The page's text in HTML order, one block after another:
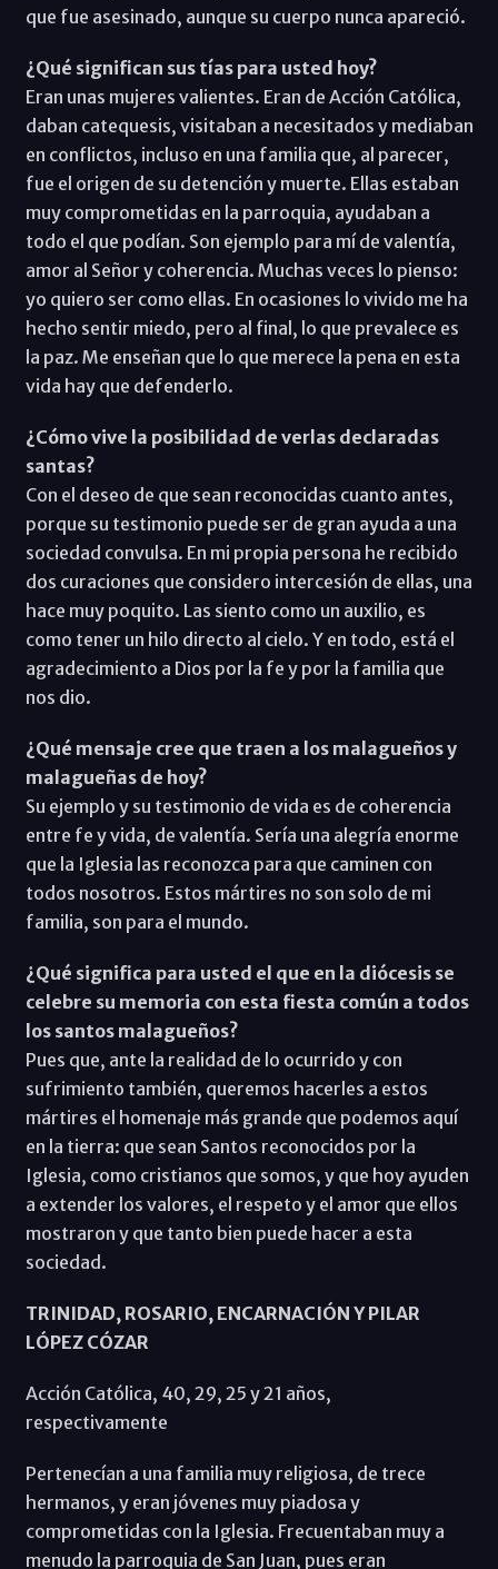
que fue asesinado, aunque su cuerpo nunca apareció.
¿Qué significan sus tías para usted hoy?
Eran unas mujeres valientes. Eran de Acción Católica,
daban catequesis, visitaban a necesitados y mediaban
en conflictos, incluso en una familia que, al parecer,
fue el origen de su detención y muerte. Ellas estaban
muy comprometidas en la parroquia, ayudaban a
todo el que podían. Son ejemplo para mí de valentía,
amor al Señor y coherencia. Muchas veces lo pienso:
yo quiero ser como ellas. En ocasiones lo vivido me ha
hecho sentir miedo, pero al final, lo que prevalece es
la paz. Me enseñan que lo que merece la pena en esta
vida hay que defenderlo.
¿Cómo vive la posibilidad de verlas declaradas
santas?
Con el deseo de que sean reconocidas cuanto antes,
porque su testimonio puede ser de gran ayuda a una
sociedad convulsa. En mi propia persona he recibido
dos curaciones que considero intercesión de ellas, una
hace muy poquito. Las siento como un auxilio, es
como tener un hilo directo al cielo. Y en todo, está el
agradecimiento a Dios por la fe y por la familia que
nos dio.
¿Qué mensaje cree que traen a los malagueños y
malagueñas de hoy?
Su ejemplo y su testimonio de vida es de coherencia
entre fe y vida, de valentía. Sería una alegría enorme
que la Iglesia las reconozca para que caminen con
todos nosotros. Estos mártires no son solo de mi
familia, son para el mundo.
¿Qué significa para usted el que en la diócesis se
celebre su memoria con esta fiesta común a todos
los santos malagueños?
Pues que, ante la realidad de lo ocurrido y con
sufrimiento también, queremos hacerles a estos
mártires el homenaje más grande que podemos aquí
en la tierra: que sean Santos reconocidos por la
Iglesia, como cristianos que somos, y que hoy ayuden
a extender los valores, el respeto y el amor que ellos
mostraron y que tanto bien puede hacer a esta
sociedad.
TRINIDAD, ROSARIO, ENCARNACIÓN Y PILAR
LÓPEZ CÓZAR
Acción Católica, 40, 29, 25 y 21 años,
respectivamente
Pertenecían a una familia muy religiosa, de trece
hermanos, y eran jóvenes muy piadosa y
comprometidas con la Iglesia. Frecuentaban muy a
menudo la parroquia de San Juan, pues eran